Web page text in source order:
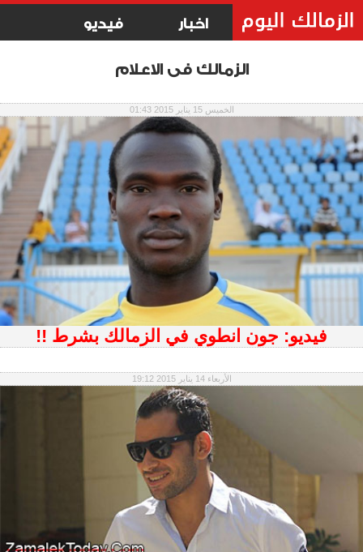
اخبار فيديو
الزمالك فى الاعلام
الخميس 15 يناير 2015 01:43
فيديو: جون انطوي في الزمالك بشرط !!
الأربعاء 14 يناير 2015 19:12